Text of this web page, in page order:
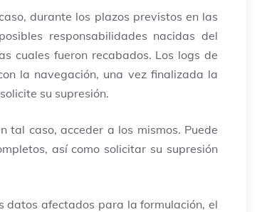
durante los plazos previstos en las
responsabilidades nacidas del
cuales fueron recabados. Los logs de
la navegación, una vez finalizada la
su supresión.
tal caso, acceder a los mismos. Puede
así como solicitar su supresión
datos afectados para la formulación, el